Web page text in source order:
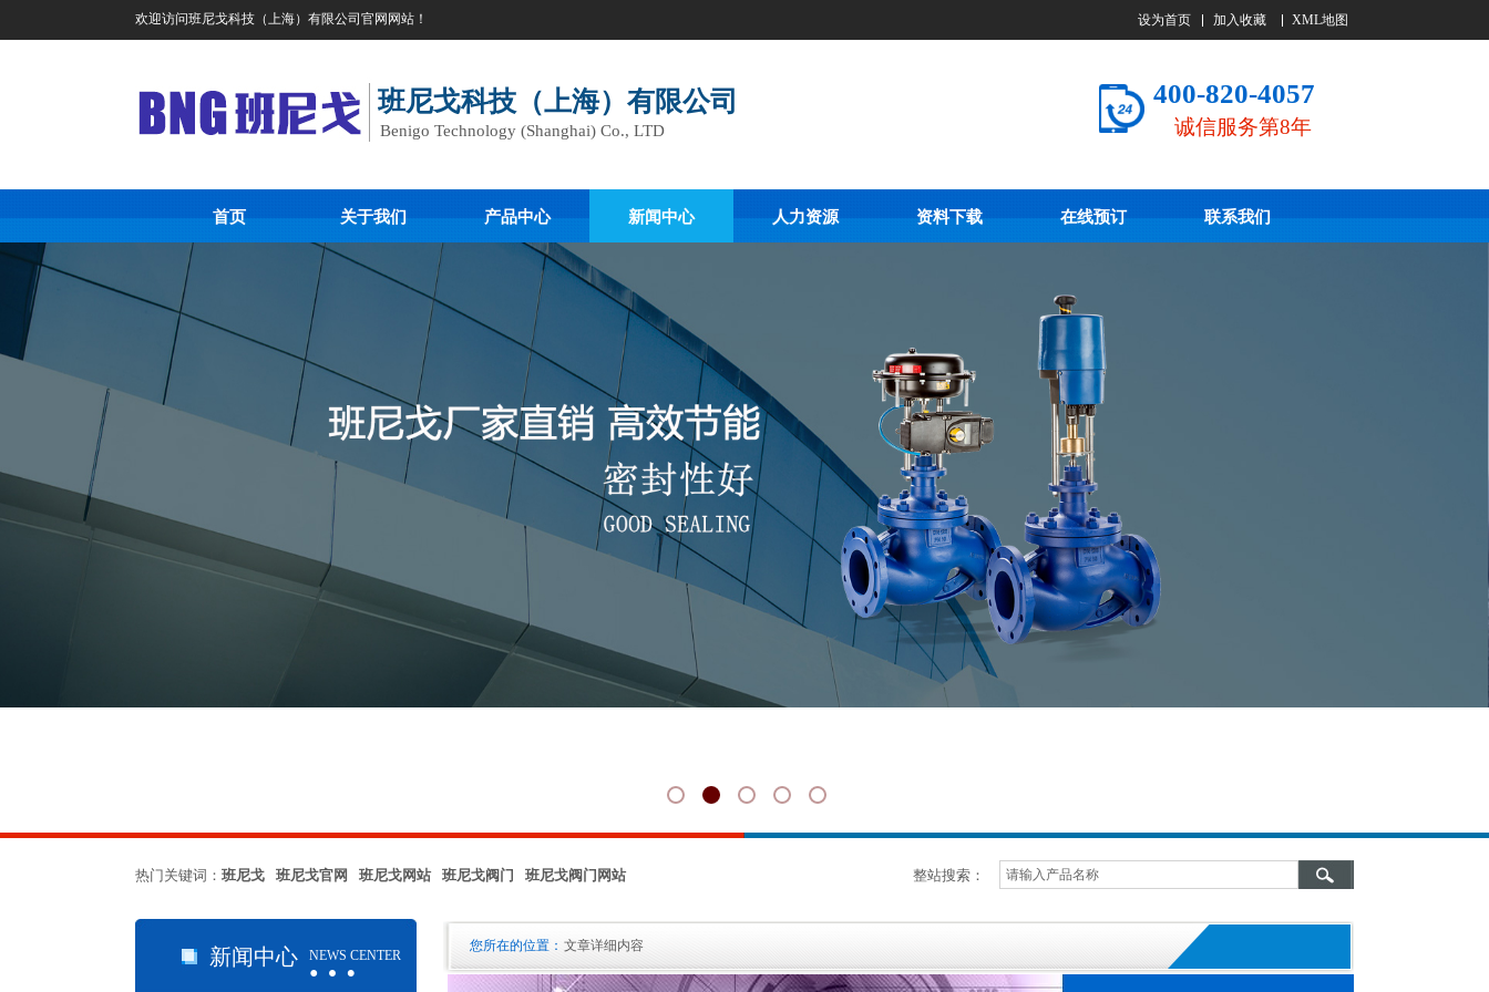
欢迎访问班尼戈科技（上海）有限公司官网网站！ 设为首页 加入收藏 XML地图
400-820-4057
班尼戈科技（上海）有限公司
诚信服务第8年
Benigo Technology (Shanghai) Co., LTD
首页 关于我们 产品中心 新闻中心 人力资源 资料下载 在线预订 联系我们
整站搜索：
热门关键词： 班尼戈 班尼戈官网 班尼戈网站 班尼戈阀门 班尼戈阀门网站
… 文章详细内容
您所在的位置：
新闻中心 NEWS CENTER